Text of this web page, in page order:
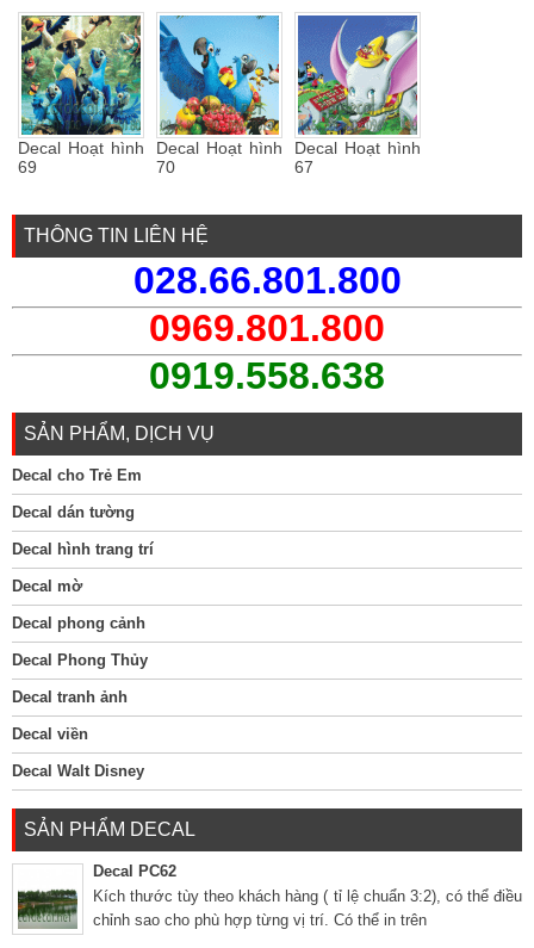
Decal Hoạt hình
69
Decal Hoạt hình
70
Decal Hoạt hình
67
THÔNG TIN LIÊN HỆ
028.66.801.800
0969.801.800
0919.558.638
SẢN PHẨM, DỊCH VỤ
Decal cho Trẻ Em
Decal dán tường
Decal hình trang trí
Decal mờ
Decal phong cảnh
Decal Phong Thủy
Decal tranh ảnh
Decal viền
Decal Walt Disney
SẢN PHẨM DECAL
Decal PC62
Kích thước tùy theo khách hàng ( tỉ lệ chuẩn 3:2), có thể điều
chỉnh sao cho phù hợp từng vị trí. Có thể in trên